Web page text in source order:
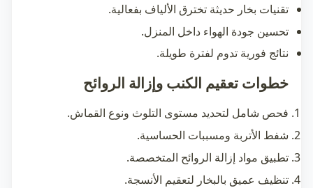
تقنيات بخار حديثة تخترق الألياف بفعالية.
تحسين جودة الهواء داخل المنزل.
نتائج فورية تدوم لفترة طويلة.
خطوات تعقيم الكنب وإزالة الروائح
فحص شامل لتحديد مستوى التلوث ونوع القماش.
شفط الأتربة ومسببات الحساسية.
تطبيق مواد إزالة الروائح المتخصصة.
تنظيف عميق بالبخار لتعقيم الأنسجة.